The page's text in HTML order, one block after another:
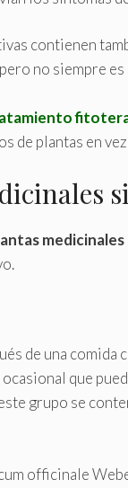
contienen
no siempre es
de plantas en
de una comida
que
grupo se
officinale